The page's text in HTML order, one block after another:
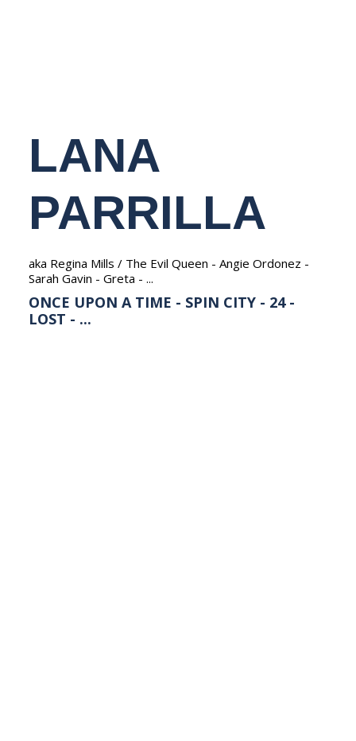
LANA
PARRILLA
aka Regina Mills / The Evil Queen - Angie Ordonez -
Sarah Gavin - Greta - ...
ONCE UPON A TIME - SPIN CITY - 24 -
LOST - ...